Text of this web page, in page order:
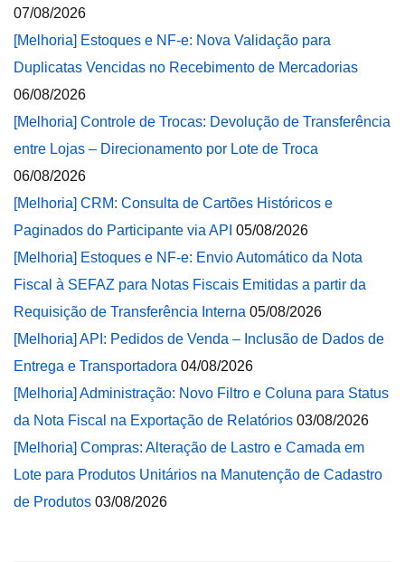
07/08/2026
[Melhoria] Estoques e NF-e: Nova Validação para
Duplicatas Vencidas no Recebimento de Mercadorias
06/08/2026
[Melhoria] Controle de Trocas: Devolução de Transferência
entre Lojas – Direcionamento por Lote de Troca
06/08/2026
[Melhoria] CRM: Consulta de Cartões Históricos e
Paginados do Participante via API 05/08/2026
[Melhoria] Estoques e NF-e: Envio Automático da Nota
Fiscal à SEFAZ para Notas Fiscais Emitidas a partir da
Requisição de Transferência Interna 05/08/2026
[Melhoria] API: Pedidos de Venda – Inclusão de Dados de
Entrega e Transportadora 04/08/2026
[Melhoria] Administração: Novo Filtro e Coluna para Status
da Nota Fiscal na Exportação de Relatórios 03/08/2026
[Melhoria] Compras: Alteração de Lastro e Camada em
Lote para Produtos Unitários na Manutenção de Cadastro
de Produtos 03/08/2026